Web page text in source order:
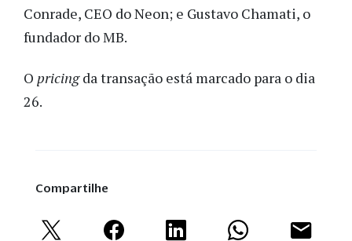
Conrade, CEO do Neon; e Gustavo Chamati, o
fundador do MB.
O pricingda transação está marcado para o dia
26.
Compartilhe